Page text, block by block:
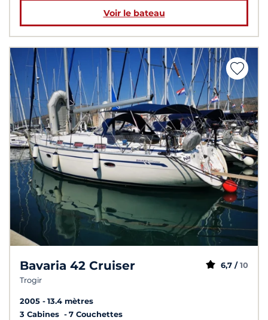
Voir le bateau
Bavaria 42 Cruiser
Trogir
6,7 / 10
2005
13.4 mètres
3 Cabines
7 Couchettes